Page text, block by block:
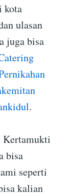
kota
ulasan
juga bisa
.
Kertamukti
bisa
seperti
kalian